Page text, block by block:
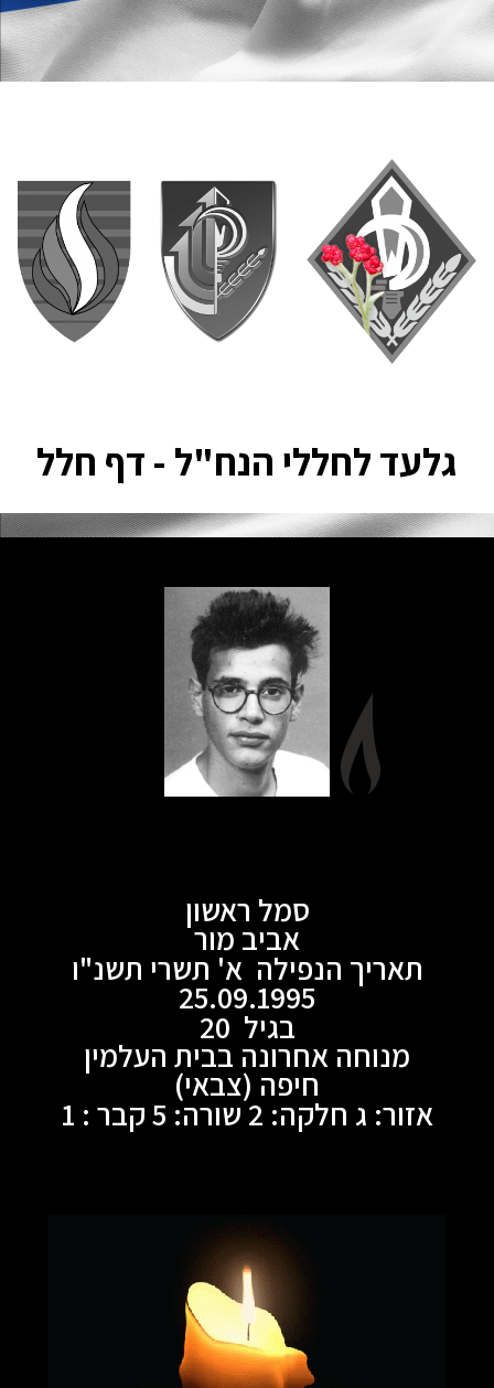
גלעד לחללי הנח"ל - דף חלל
סמל ראשון
אביב מור
תאריך הנפילה א' תשרי תשנ"ו
25.09.1995
בגיל 20
מנוחה אחרונה בבית העלמין
חיפה (צבאי)
אזור: ג חלקה: 2 שורה: 5 קבר : 1